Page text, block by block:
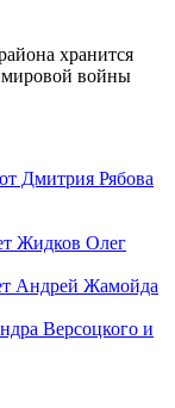
хранится
войны
Дмитрия Рябова
Жидков Олег
Андрей Жамойда
Версоцкого и